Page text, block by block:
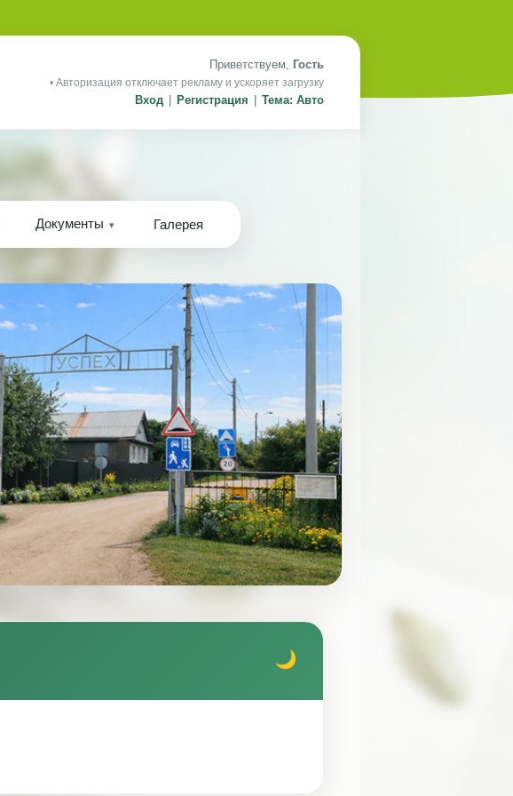
Приветствуем, Гость
• Авторизация отключает рекламу и ускоряет загрузку
Вход Регистрация Тема: Авто
Документы Галерея